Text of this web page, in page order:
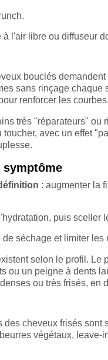
l'air libre ou diffuseur
bouclés
sans rinçage
renforcer les courbes.
très "réparateurs"
avec un effet
symptôme
: augmenter la
puis sceller
séchage et limiter
selon le profil.
ou un peigne à dents
ou très frisés,
des cheveux frisés
végétaux,